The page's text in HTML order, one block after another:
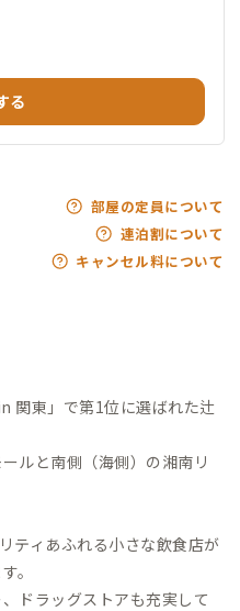
る
部屋の定員について
連泊割について
キャンセル料について
関東」で第1位に選ばれた辻
ルと南側（海側）の湘南リ
ティあふれる小さな飲食店が
。
ドラッグストアも充実して